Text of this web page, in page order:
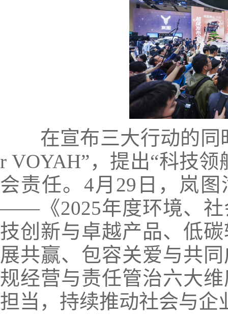
在宣布三大行动的同时
r VOYAH”，提出“科技
会责任。4月29日，岚
——《2025年度环境、社
技创新与卓越产品、低
展共赢、包容关爱与共
规经营与责任管治六大
担当，持续推动社会与企